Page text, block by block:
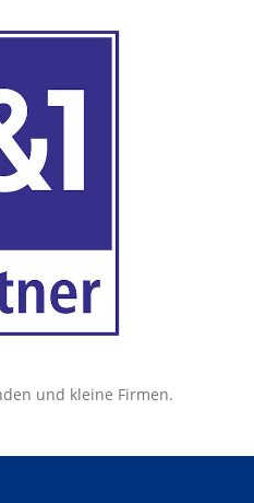
und kleine Firmen.